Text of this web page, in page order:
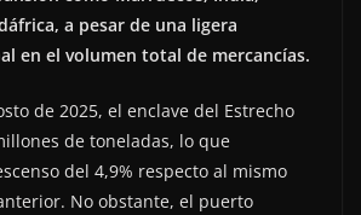
a pesar de una ligera
en el volumen total de mercancías.
de 2025, el enclave del Estrecho
de toneladas, lo que
del 4,9% respecto al mismo
No obstante, el puerto